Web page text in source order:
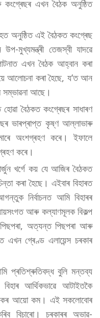
কংগ্ৰেছৰ এখন বৈঠক অনুষ্ঠিত
অনুষ্ঠিত এই বৈঠকত কংগ্ৰেছ
মুখ্যমন্ত্ৰী তেজস্বী যাদৱে
এখন বৈঠক আহ্বান কৰা
আলোচনা কৰা হৈছে, য’ত আন
সম্ভাৱনা আছে।
বৈঠকত কংগ্ৰেছৰ সাধাৰণ
ভাৰপ্ৰাপ্ত কৃষ্ণ আল্লাভাৰু
অংশগ্ৰহণ কৰে। ইফালে
কৰে।
খৰ্গে কয় যে আজিৰ বৈঠকত
কৰা হৈছে। এইবাৰ বিহাৰত
নিৰ্বাচনত আমি বিহাৰৰ
আৰু কল্যাণমূলক বিকল্প
অত্যন্ত পিছপৰা আৰু
এখন গ্ৰেণ্ড এলায়েন্স চৰকাৰ
প্ৰতিশ্ৰুতিবদ্ধ বুলি মন্তব্য
আৰ্থিকভাৱে আটাইতকৈ
আয়ো কম। এই সকলোবোৰ
বিচাৰো। চৰকাৰৰ অভাৱ-